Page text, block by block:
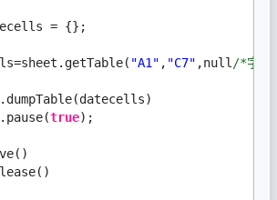
= {};
"A1" , "C7" ,null/*字段
true);